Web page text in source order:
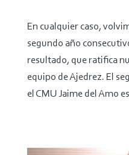
En cualquier caso,
segundo año
resultado, que ratifica
equipo de Ajedrez. El
el CMU Jaime del Amo